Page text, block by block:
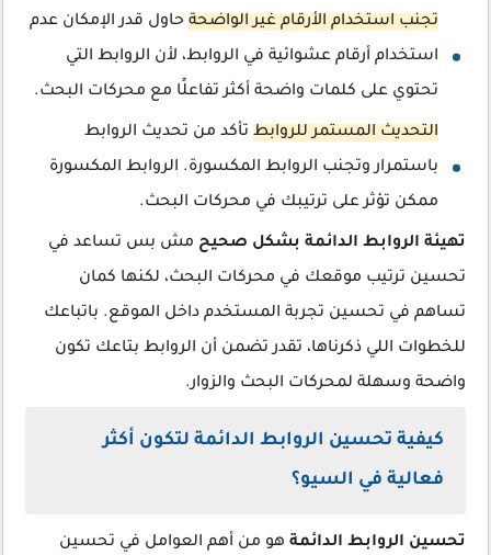
تجنب استخدام الأرقام غير الواضحة حاول قدر الإمكان عدم
استخدام أرقام عشوائية في الروابط، لأن الروابط التي
تحتوي على كلمات واضحة أكثر تفاعلًا مع محركات البحث.
التحديث المستمر للروابط تأكد من تحديث الروابط
باستمرار وتجنب الروابط المكسورة. الروابط المكسورة
ممكن تؤثر على ترتيبك في محركات البحث.
تهيئة الروابط الدائمة بشكل صحيح مش بس تساعد في
تحسين ترتيب موقعك في محركات البحث، لكنها كمان
تساهم في تحسين تجربة المستخدم داخل الموقع. باتباعك
للخطوات اللي ذكرناها، تقدر تضمن أن الروابط بتاعك تكون
واضحة وسهلة لمحركات البحث والزوار.
كيفية تحسين الروابط الدائمة لتكون أكثر
فعالية في السيو؟
تحسين الروابط الدائمة هو من أهم العوامل في تحسين